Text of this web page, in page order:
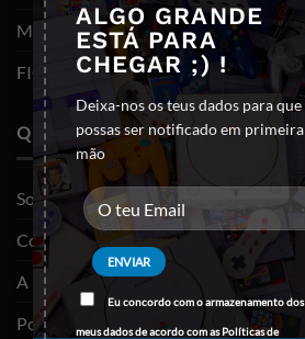
ALGO GRANDE
ESTÁ PARA
CHEGAR ;) !
Deixa-nos os teus dados para que
possas ser notificado em primeira
mão
Eu concordo com o armazenamento dos
meus dados de acordo com asPolíticas de
MOBILIDADE
FIGURAS FUNKO POP
QUEM SOMOS
Sobre nós
Contactos
A minha conta
Política de privacidade